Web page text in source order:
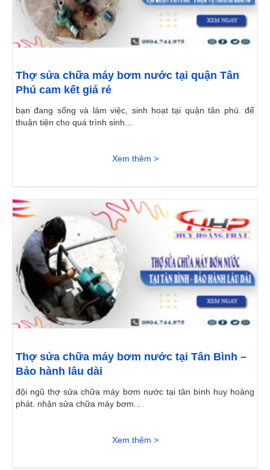
Thợ sửa chữa máy bơm nước tại quận Tân
Phú cam kết giá rẻ
bạn đang sống và làm việc, sinh hoạt tại quận tân phú. để
thuận tiện cho quá trình sinh...
Xem thêm >
Thợ sửa chữa máy bơm nước tại Tân Bình –
Bảo hành lâu dài
đội ngũ thợ sửa chữa máy bơm nước tại tân bình huy hoàng
phát. nhận sửa chữa máy bơm...
Xem thêm >